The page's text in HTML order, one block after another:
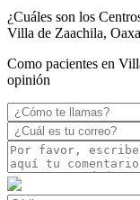
¿Cuáles son los
Villa de Zaachila,
Como pacientes en
opinión